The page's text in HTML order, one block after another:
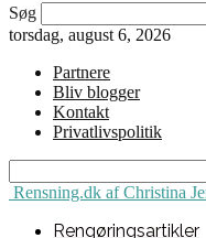
Søg
torsdag, august 6, 2026
Partnere
Bliv blogger
Kontakt
Privatlivspolitik
Rensning.dk af Christina
Rengøringsartikler